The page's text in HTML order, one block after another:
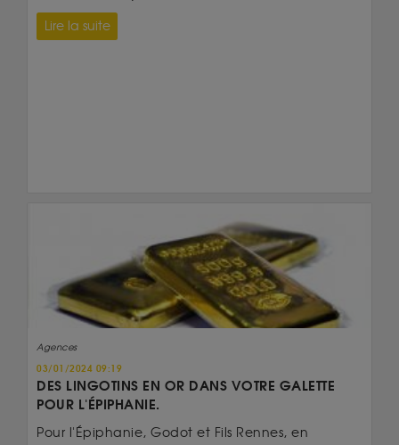
Lire la suite
Agences
03/01/2024 09:19
DES LINGOTINS EN OR DANS VOTRE GALETTE
POUR L'ÉPIPHANIE.
Pour l'Épiphanie, Godot et Fils Rennes, en